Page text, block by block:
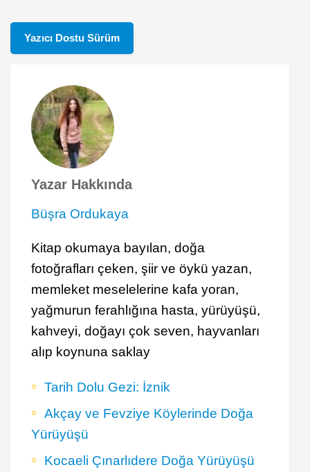
Yazıcı Dostu Sürüm
Yazar Hakkında
Büşra Ordukaya
Kitap okumaya bayılan, doğa
fotoğrafları çeken, şiir ve öykü yazan,
memleket meselelerine kafa yoran,
yağmurun ferahlığına hasta, yürüyüşü,
kahveyi, doğayı çok seven, hayvanları
alıp koynuna saklay
Tarih Dolu Gezi: İznik
Akçay ve Fevziye Köylerinde Doğa
Yürüyüşü
Kocaeli Çınarlıdere Doğa Yürüyüşü